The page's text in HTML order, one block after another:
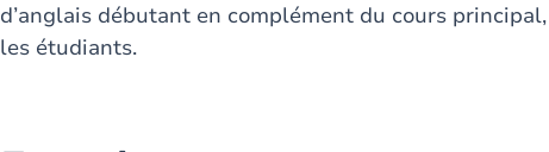
d’anglais débutant en complément du cours
les étudiants.